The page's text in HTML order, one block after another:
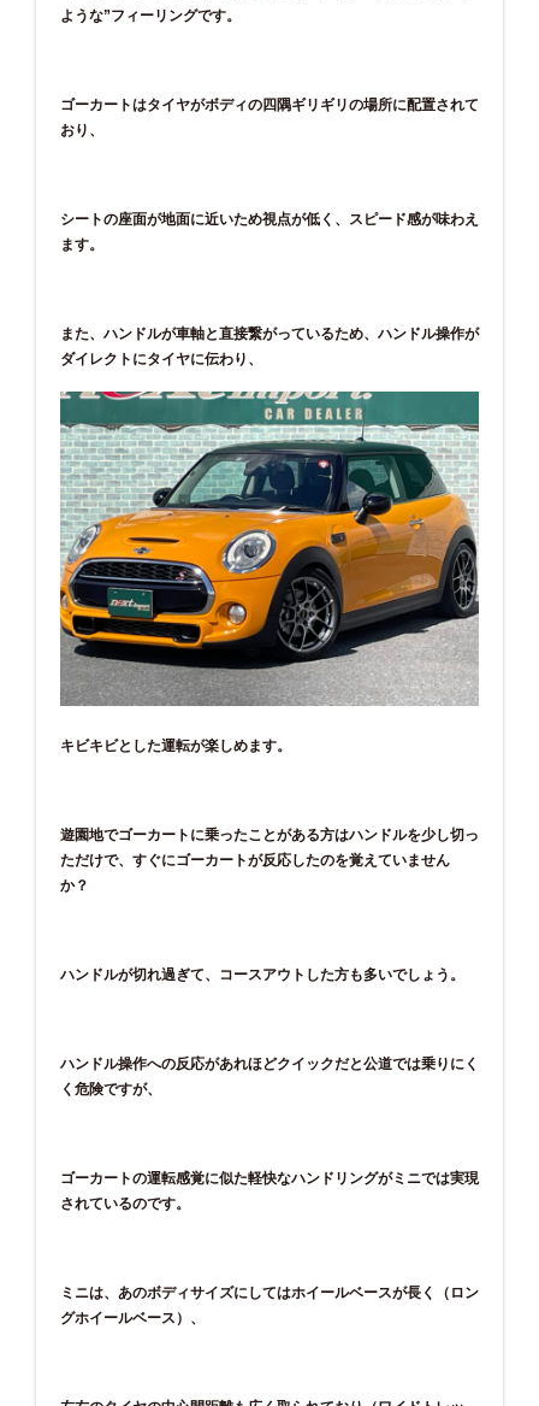
ような”フィーリングです。
ゴーカートはタイヤがボディの四隅ギリギリの場所に配置されて
おり、
シートの座面が地面に近いため視点が低く、スピード感が味わえ
ます。
また、ハンドルが車軸と直接繋がっているため、ハンドル操作が
ダイレクトにタイヤに伝わり、
キビキビとした運転が楽しめます。
遊園地でゴーカートに乗ったことがある方はハンドルを少し切っ
ただけで、すぐにゴーカートが反応したのを覚えていません
か？
ハンドルが切れ過ぎて、コースアウトした方も多いでしょう。
ハンドル操作への反応があれほどクイックだと公道では乗りにく
く危険ですが、
ゴーカートの運転感覚に似た軽快なハンドリングがミニでは実現
されているのです。
ミニは、あのボディサイズにしてはホイールベースが長く（ロン
グホイールベース）、